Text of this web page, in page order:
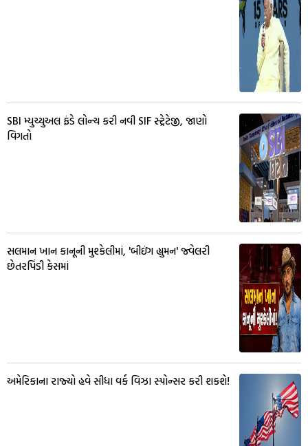
SBI મ્યુચ્યુઅલ ફંડે લોન્ચ કરી નવી SIF સ્ટ્રેટેજી, જાણો
વિગતો
સલમાન ખાન કાનૂની મુશ્કેલીમાં, 'બીઇંગ હ્યુમન' જ્વેલરી
છેતરપિંડી કેસમાં
અમેરિકાના રાજ્યો હવે સીધા વર્ક વિઝા સ્પોન્સર કરી શકશે!